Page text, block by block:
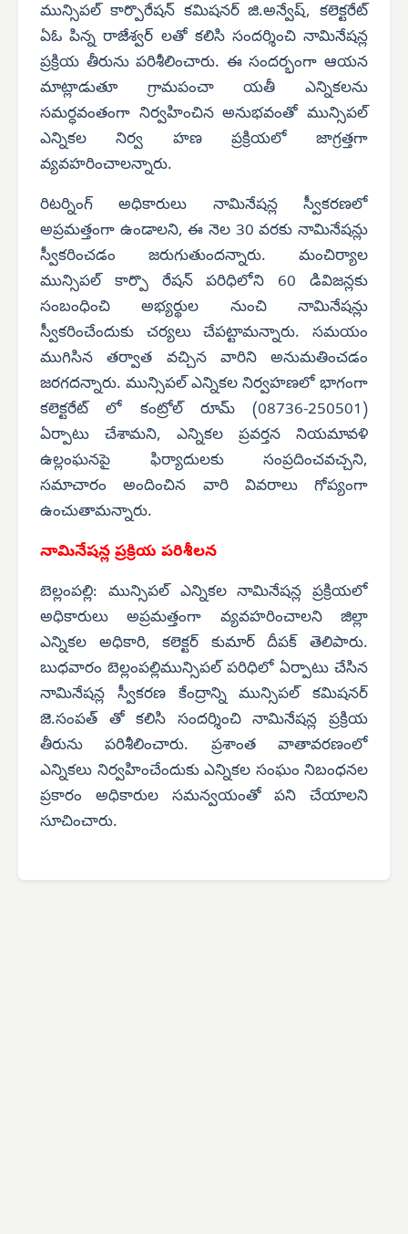
మున్సిపల్ కార్పొరేషన్ కమిషనర్ జి.అన్వేష్, కలెక్టరేట్
ఏఓ పిన్న రాజేశ్వర్ లతో కలిసి సందర్శించి నామినేషన్ల
ప్రక్రియ తీరును పరిశీలించారు. ఈ సందర్భంగా ఆయన
మాట్లాడుతూ గ్రామపంచా యతీ ఎన్నికలను
సమర్ధవంతంగా నిర్వహించిన అనుభవంతో మున్సిపల్
ఎన్నికల నిర్వ హణ ప్రక్రియలో జాగ్రత్తగా
వ్యవహరించాలన్నారు.
రిటర్నింగ్ అధికారులు నామినేషన్ల స్వీకరణలో
అప్రమత్తంగా ఉండాలని, ఈ నెల 30 వరకు నామినేషన్లు
స్వీకరించడం జరుగుతుందన్నారు. మంచిర్యాల
మున్సిపల్ కార్పొ రేషన్ పరిధిలోని 60 డివిజన్లకు
సంబంధించి అభ్యర్థుల నుంచి నామినేషన్లు
స్వీకరించేందుకు చర్యలు చేపట్టామన్నారు. సమయం
ముగిసిన తర్వాత వచ్చిన వారిని అనుమతించడం
జరగదన్నారు. మున్సిపల్ ఎన్నికల నిర్వహణలో భాగంగా
కలెక్టరేట్ లో కంట్రోల్ రూమ్ (08736-250501)
ఏర్పాటు చేశామని, ఎన్నికల ప్రవర్తన నియమావళి
ఉల్లంఘనపై ఫిర్యాదులకు సంప్రదించవచ్చని,
సమాచారం అందించిన వారి వివరాలు గోప్యంగా
ఉంచుతామన్నారు.
నామినేషన్ల ప్రక్రియ పరిశీలన
బెల్లంపల్లి: మున్సిపల్ ఎన్నికల నామినేషన్ల ప్రక్రియలో
అధికారులు అప్రమత్తంగా వ్యవహరించాలని జిల్లా
ఎన్నికల అధికారి, కలెక్టర్ కుమార్ దీపక్ తెలిపారు.
బుధవారం బెల్లంపల్లిమున్సిపల్ పరిధిలో ఏర్పాటు చేసిన
నామినేషన్ల స్వీకరణ కేంద్రాన్ని మున్సిపల్ కమిషనర్
జె.సంపత్ తో కలిసి సందర్శించి నామినేషన్ల ప్రక్రియ
తీరును పరిశీలించారు. ప్రశాంత వాతావరణంలో
ఎన్నికలు నిర్వహించేందుకు ఎన్నికల సంఘం నిబంధనల
ప్రకారం అధికారుల సమన్వయంతో పని చేయాలని
సూచించారు.